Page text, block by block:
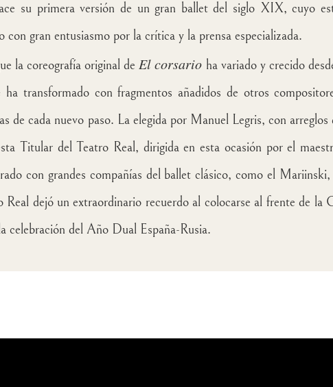
su primera versión de un gran ballet del siglo XIX, cuyo
con gran entusiasmo por la crítica y la prensa especializada.
la coreografía original deEl corsario ha variado y crecido
transformado con fragmentos añadidos de otros
de cada nuevo paso. La elegida por Manuel Legris, con
Titular del Teatro Real, dirigida en esta ocasión por el
con grandes compañías del ballet clásico, como el
Real dejó un extraordinario recuerdo al colocarse al frente de la
celebración del Año Dual España-Rusia.